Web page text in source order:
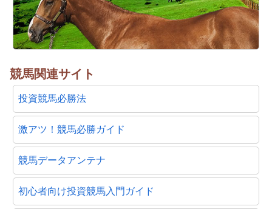
競馬関連サイト
投資競馬必勝法
激アツ！競馬必勝ガイド
競馬データアンテナ
初心者向け投資競馬入門ガイド